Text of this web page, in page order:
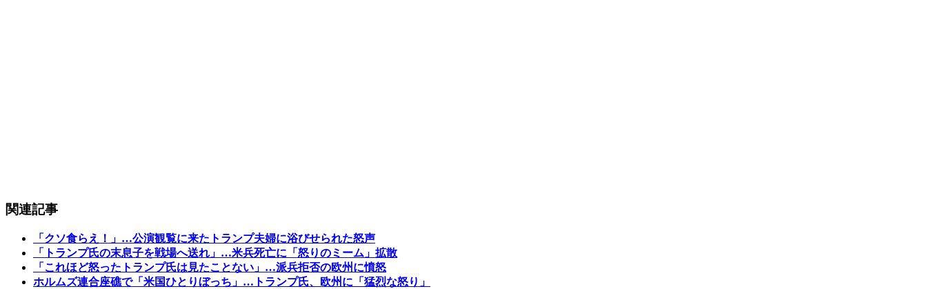
関連記事
「クソ食らえ！」…公演観覧に来たトランプ夫婦に浴びせられた怒声
「トランプ氏の末息子を戦場へ送れ」…米兵死亡に「怒りのミーム」拡散
「これほど怒ったトランプ氏は見たことない」…派兵拒否の欧州に憤怒
ホルムズ連合座礁で「米国ひとりぼっち」…トランプ氏、欧州に「猛烈な怒り」